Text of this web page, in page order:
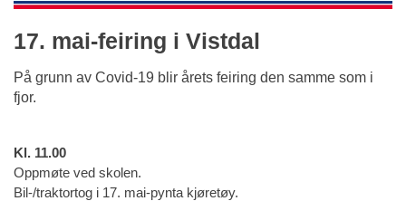
17. mai-feiring i Vistdal
På grunn av Covid-19 blir årets feiring den samme som i
fjor.
Kl. 11.00
Oppmøte ved skolen.
Bil-/traktortog i 17. mai-pynta kjøretøy.